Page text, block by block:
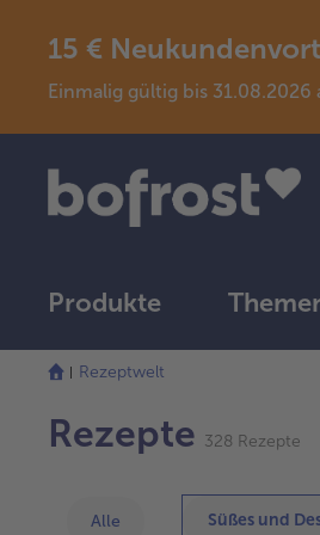
15 €
Einmalig gültig bis
Produkte
Rezeptwelt
Rezepte 328 Rezepte
Alle Süßes und
Die
Liste
erfolgreich
aktualisiert